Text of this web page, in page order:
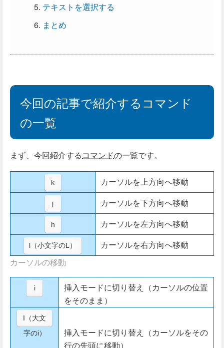
テキストを選択する
まとめ
今回の記事で紹介するコマンド
の一覧
まず、今回紹介するコマンドの一覧です。
k カーソルを上方向へ移動
j カーソルを下方向へ移動
h カーソルを左方向へ移動
l（小文字のL）
カーソルを右方向へ移動
カーソルの移動
i
挿入モードに切り替え（カーソルの位置
をそのまま）
I（大文
字のi）
挿入モードに切り替え（カーソルをその
行の先頭に移動）